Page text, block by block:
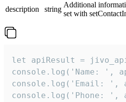
description
string
Additional
set with
let apiResult =
console.log('Name: ',
console.log('Email: ',
console.log('Phone: ',